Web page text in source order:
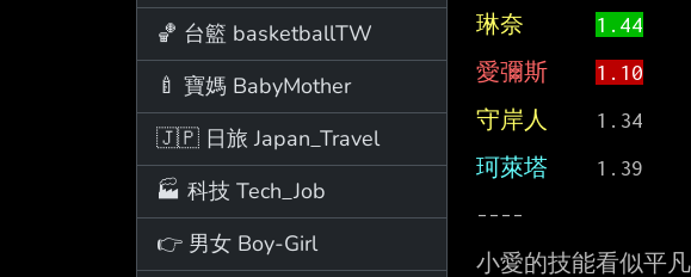
🏀 台籃 basketballTW
🍼 寶媽 BabyMother
🇯🇵 日旅 Japan_Travel
🏭 科技 Tech_Job
👉 男女 Boy-Girl
琳奈
1.44
愛彌斯
1.10
守岸人
珂萊塔
----
小愛的技能看似平